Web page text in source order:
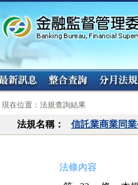
現在位置：法規查詢結果
法規名稱： 信託業商業同
法條內容